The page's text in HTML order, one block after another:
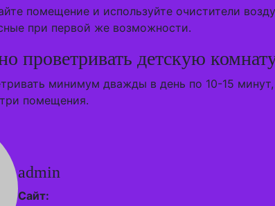
помещение и используйте очистители
при первой же возможности.
проветривать детскую
минимум дважды в день по 10-15
помещения.
admin
Сайт: